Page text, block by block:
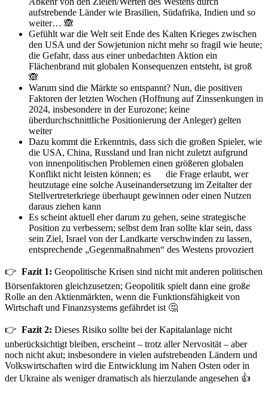
aufstrebende Länder wie Brasilien, Südafrika, Indien und so
weiter… 🙈
Gefühlt war die Welt seit Ende des Kalten Krieges zwischen
den USA und der Sowjetunion nicht mehr so fragil wie heute;
die Gefahr, dass aus einer unbedachten Aktion ein
Flächenbrand mit globalen Konsequenzen entsteht, ist groß
🙈
Warum sind die Märkte so entspannt? Nun, die positiven
Faktoren der letzten Wochen (Hoffnung auf Zinssenkungen in
2024, insbesondere in der Eurozone; keine
überdurchschnittliche Positionierung der Anleger) gelten
weiter
Dazu kommt die Erkenntnis, dass sich die großen Spieler, wie
die USA, China, Russland und Iran nicht zuletzt aufgrund
von innenpolitischen Problemen einen größeren globalen
Konflikt nicht leisten können; es
die Frage erlaubt, wer
heutzutage eine solche Auseinandersetzung im Zeitalter der
Stellvertreterkriege überhaupt gewinnen oder einen Nutzen
daraus ziehen kann
Es scheint aktuell eher darum zu gehen, seine strategische
Position zu verbessern; selbst dem Iran sollte klar sein, dass
sein Ziel, Israel von der Landkarte verschwinden zu lassen,
entsprechende „Gegenmaßnahmen“ des Westens provoziert
👉 Fazit 1: Geopolitische Krisen sind nicht mit anderen politischen
Börsenfaktoren gleichzusetzen; Geopolitik spielt dann eine große
Rolle an den Aktienmärkten, wenn die Funktionsfähigkeit von
Wirtschaft und Finanzsystems gefährdet ist 🤔
👉 Fazit 2: Dieses Risiko sollte bei der Kapitalanlage nicht
unberücksichtigt bleiben, erscheint – trotz aller Nervosität – aber
noch nicht akut; insbesondere in vielen aufstrebenden Ländern und
Volkswirtschaften wird die Entwicklung im Nahen Osten oder in
der Ukraine als weniger dramatisch als hierzulande angesehen 👍